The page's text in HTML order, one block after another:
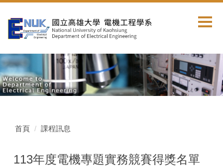
到
內
容
區
首頁 課程訊息
113年度電機專題實務競賽得獎名單